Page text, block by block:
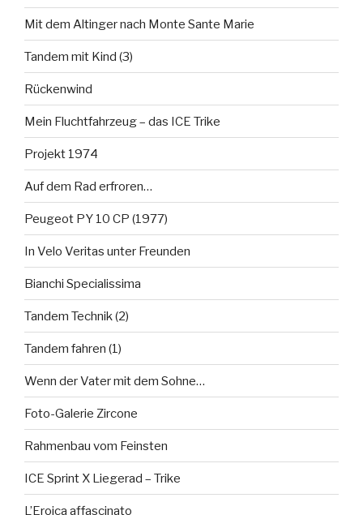
Mit dem Altinger nach Monte Sante Marie
Tandem mit Kind (3)
Rückenwind
Mein Fluchtfahrzeug – das ICE Trike
Projekt 1974
Auf dem Rad erfroren…
Peugeot PY 10 CP (1977)
In Velo Veritas unter Freunden
Bianchi Specialissima
Tandem Technik (2)
Tandem fahren (1)
Wenn der Vater mit dem Sohne…
Foto-Galerie Zircone
Rahmenbau vom Feinsten
ICE Sprint X Liegerad – Trike
L’Eroica affascinato